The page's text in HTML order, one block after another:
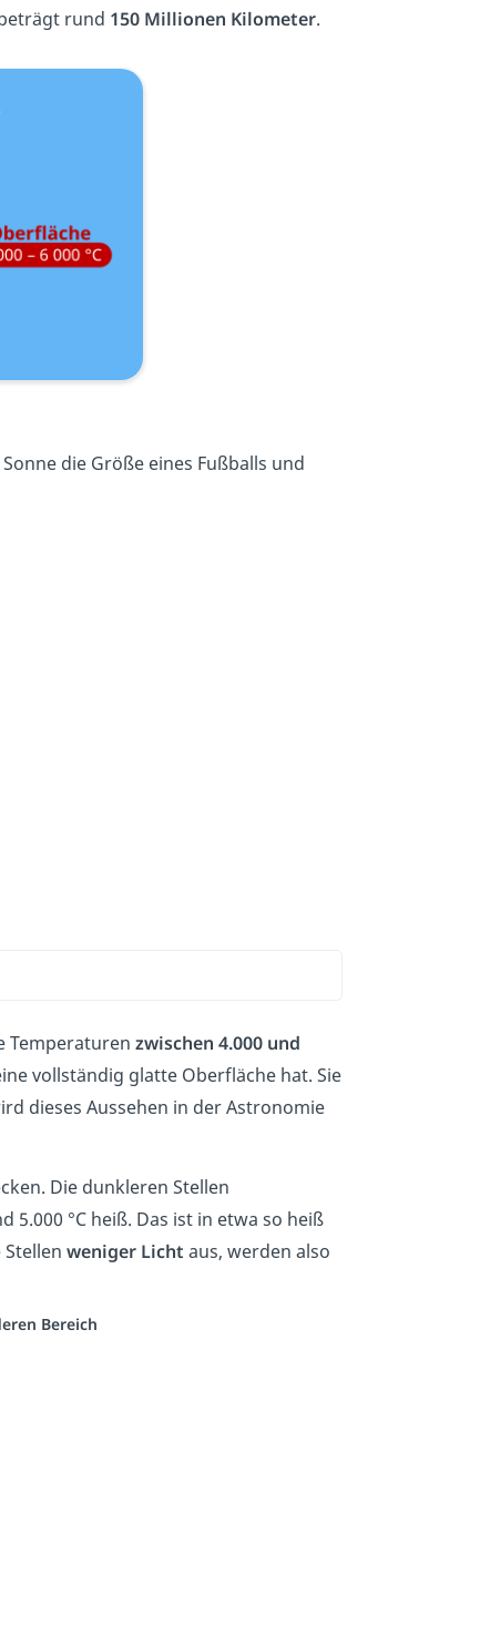
rund 150 Millionen Kilometer.
die Größe eines Fußballs und
Temperaturen zwischen 4.000 und
vollständig glatte Oberfläche hat. Sie
dieses Aussehen in der Astronomie
Die dunkleren Stellen
5.000 °C heiß. Das ist in etwa so heiß
weniger Licht aus, werden also
Bereich